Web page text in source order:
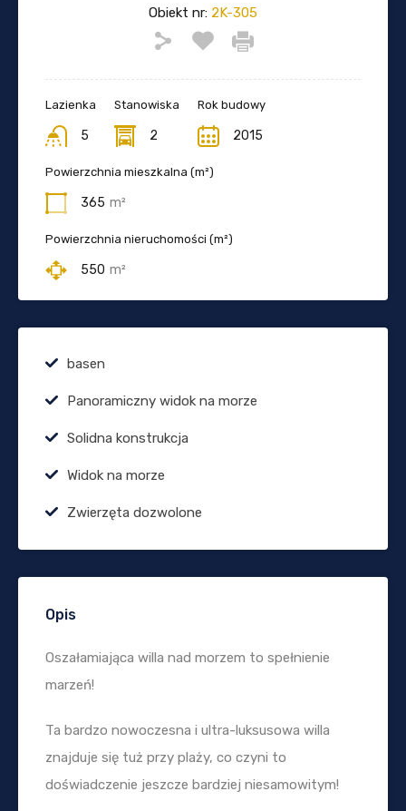
Obiekt nr: 2K-305
Lazienka
5
Stanowiska
2
Rok budowy
2015
Powierzchnia mieszkalna (m²)
365 m²
Powierzchnia nieruchomości (m²)
550 m²
basen
Panoramiczny widok na morze
Solidna konstrukcja
Widok na morze
Zwierzęta dozwolone
Opis
Oszałamiająca willa nad morzem to spełnienie
marzeń!
Ta bardzo nowoczesna i ultra-luksusowa willa
znajduje się tuż przy plaży, co czyni to
doświadczenie jeszcze bardziej niesamowitym!